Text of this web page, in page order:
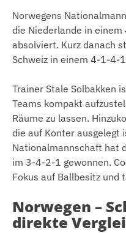
Norwegens
die Niederlande in
absolviert. Kurz danach
Schweiz in einem 4-1-4-
Trainer Stale Solbakken
Teams kompakt
Räume zu lassen.
die auf Konter ausgelegt
Nationalmannschaft hat
im 3-4-2-1 gewonnen.
Fokus auf Ballbesitz und
Norwegen –
direkte